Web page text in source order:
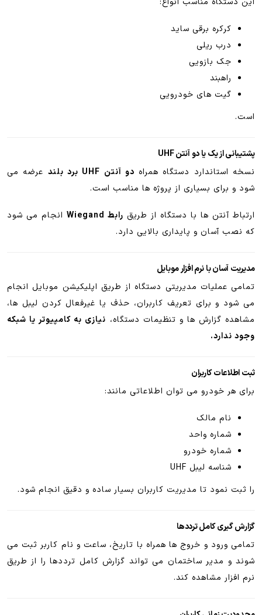
کرکره برقی ساید
درب ریلی
جک بازویی
راهبند
گیت های خودرویی
است.
پشتیبانی از یک یا دو آنتن UHF
نسخه استاندارد دستگاه همراه دو آنتن UHF برد بلند
عرضه می
شود و برای بسیاری از پروژه ها مناسب است.
ارتباط آنتن ها با دستگاه از طریق رابط Wiegand
انجام می شود
که نصب آسان و پایداری بالایی دارد.
مدیریت آسان با نرم افزار موبایل
تمامی عملیات مدیریتی دستگاه از طریق اپلیکیشن موبایل انجام
می شود و برای تعریف کاربران، حذف یا غیرفعال کردن لیبل ها،
مشاهده گزارش ها و تنظیمات دستگاه، نیازی به کامپیوتر یا شبکه
وجود ندارد.
ثبت اطلاعات کاربران
برای هر خودرو می توان اطلاعاتی مانند:
نام مالک
شماره واحد
شماره خودرو
شناسه لیبل UHF
را ثبت نمود تا مدیریت کاربران بسیار ساده و دقیق انجام شود.
گزارش گیری کامل ترددها
تمامی ورود و خروج ها همراه با تاریخ، ساعت و نام کاربر ثبت می
شوند و مدیر ساختمان می تواند گزارش کامل ترددها را از طریق
نرم افزار مشاهده کند.